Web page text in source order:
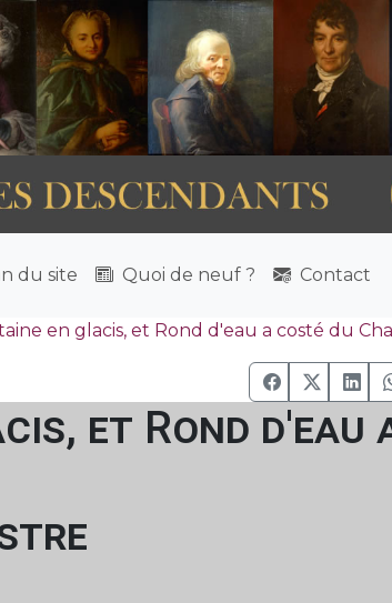
du site Quoi de neuf ? Contact
en glacis, et Rond d'eau a costé du
et Rond d'eau